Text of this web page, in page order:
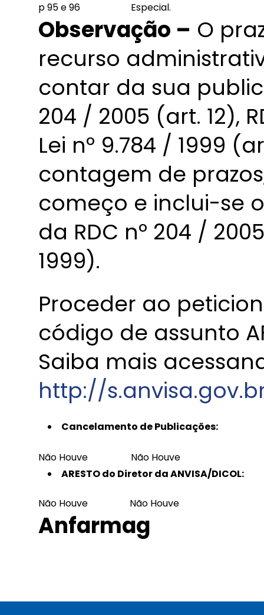
p 95 e 96
Especial.
Observação – O
recurso
contar da sua
204 / 2005 (art. 12),
Lei nº 9.784 / 1999
contagem de
começo e inclui-se
da RDC nº 204 /
1999).
Proceder ao
código de assunto
Saiba mais
http://
Cancelamento de Publicações:
Não Houve
Não Houve
ARESTO do Diretor da ANVISA/DICOL:
Não Houve Não Houve
Anfarmag